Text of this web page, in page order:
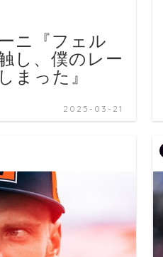
ニ『フェル
し、僕のレー
まった』
2025-03-21